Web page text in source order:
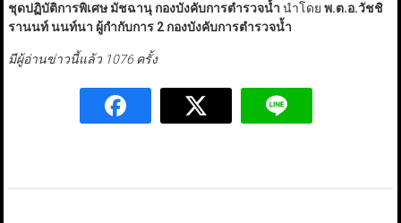
ชุดปฏิบัติการพิเศษ มัชฉานุ กองบังคับการตำรวจน้ำ นำโดย พ.ต.อ.วัชชิ
รานนท์ นนท์นา ผู้กำกับการ 2กองบังคับการตำรวจน้ำ
มีผู้อ่านข่าวนี้แล้ว 1076 ครั้ง